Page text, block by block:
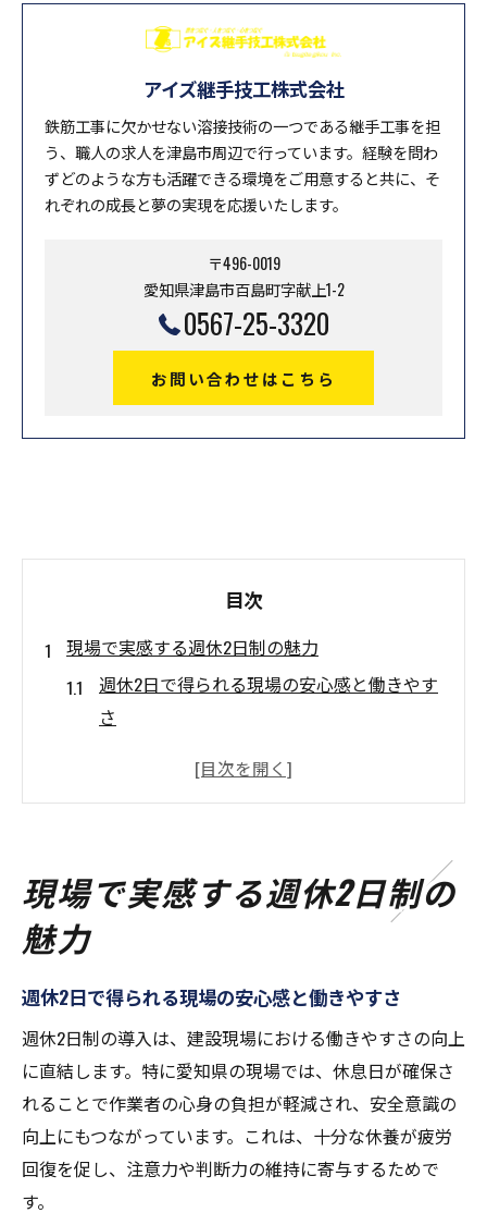
アイズ継手技工株式会社
鉄筋工事に欠かせない溶接技術の一つである継手工事を担
う、職人の求人を津島市周辺で行っています。経験を問わ
ずどのような方も活躍できる環境をご用意すると共に、そ
れぞれの成長と夢の実現を応援いたします。
〒496-0019
愛知県津島市百島町字献上1-2
0567-25-3320
お問い合わせはこちら
目次
現場で実感する週休2日制の魅力
週休2日で得られる現場の安心感と働きやす
さ
愛知県の週休2日制工事がもたらす具体的な
愛知県 週休日増加が現場スタッフにもたら
ュ効果
愛知県の週休2日導入が生む働き方改革
愛知県 週休2日制工事の実施要領と現場変革
の関係性
週休2日が現場管理や工期調整にもたらす新
たな視点
現場で実感する週休2日制の
魅力
週休2日で得られる現場の安心感と働きやすさ
週休2日制の導入は、建設現場における働きやすさの向上
に直結します。特に愛知県の現場では、休息日が確保さ
れることで作業者の心身の負担が軽減され、安全意識の
向上にもつながっています。これは、十分な休養が疲労
回復を促し、注意力や判断力の維持に寄与するためで
す。